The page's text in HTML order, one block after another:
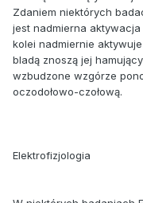
Zdaniem niektórych
jest nadmierna aktywacja
kolei nadmiernie
bladą znoszą jej
wzbudzone wzgórze
oczodołowo-czołową.
Elektrofizjologia